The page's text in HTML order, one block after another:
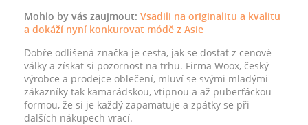
Mohlo by vás zaujmout: Vsadili na originalitu a kvalitu
a dokáží nyní konkurovat módě z Asie
Dobře odlišená značka je cesta, jak se dostat z cenové
války a získat si pozornost na trhu. Firma Woox, český
výrobce a prodejce oblečení, mluví se svými mladými
zákazníky tak kamarádskou, vtipnou a až puberťáckou
formou, že si je každý zapamatuje a zpátky se při
dalších nákupech vrací.